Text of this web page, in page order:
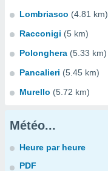
Lombriasco (4.81 km)
Racconigi (5 km)
Polonghera (5.33 km)
Pancalieri (5.45 km)
Murello (5.72 km)
Météo...
Heure par heure
PDF